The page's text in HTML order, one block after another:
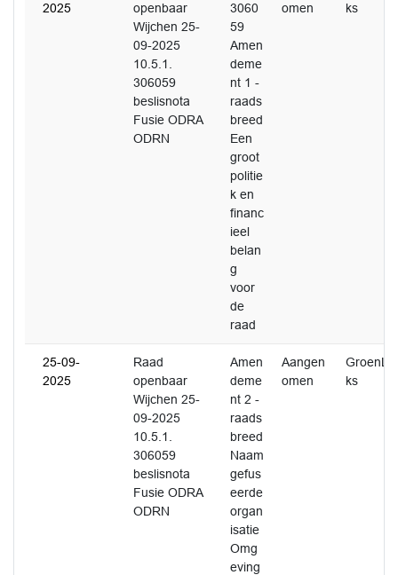
2025
openbaar
Wijchen 25-
09-2025
10.5.1.
306059
beslisnota
Fusie ODRA
ODRN
3060
59
Amen
deme
nt 1 -
raads
breed
Een
groot
politie
k en
financ
ieel
belan
g
voor
de
raad
omen
ks
25-09-
2025
Raad
openbaar
Wijchen 25-
09-2025
10.5.1.
306059
beslisnota
Fusie ODRA
ODRN
Amen
deme
nt 2 -
raads
breed
Naam
gefus
eerde
organ
isatie
Omg
eving
Aangen
omen
GroenLin
ks